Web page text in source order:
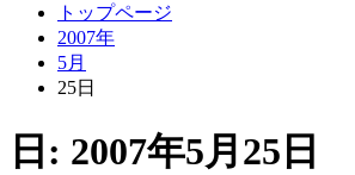
トップページ
2007年
5月
25日
日: 2007年5月25日